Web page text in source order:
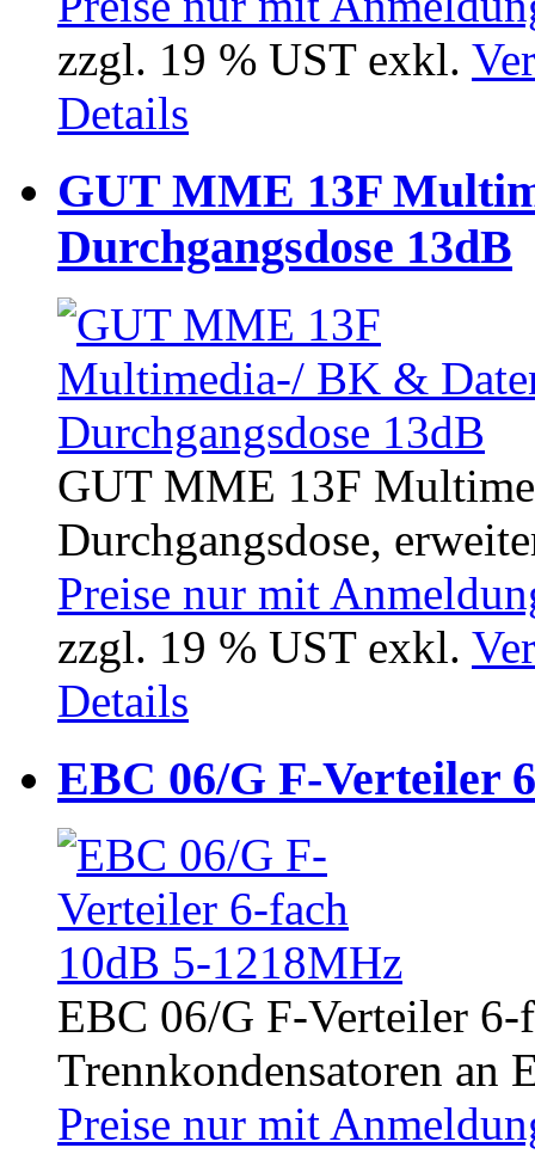
zzgl. 19 % UST exkl.
Details
GUT MME 13F
Durchgangsdose 13dB
GUT MME 13F
Durchgangsdose,
Preise nur mit
zzgl. 19 % UST exkl.
Details
EBC 06/G F-Verteiler
EBC 06/G F-Verteiler
Trennkondensatoren an
Preise nur mit